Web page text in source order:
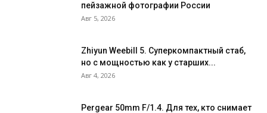
Hollyland Lark Max 2: 32 бита, которые спасут
ваш звук!
Sirui Aurora 35mm f/1.4 для Sony: честный
конкурент G‑Master за полцены?
12:12
12:54
пейзажной фотографии России
Авг 5, 2026
Zhiyun Weebill 5. Cуперкомпактный стаб,
но с мощностью как у старших...
Авг 4, 2026
Pergear 50mm F/1.4. Для тех, кто снимает